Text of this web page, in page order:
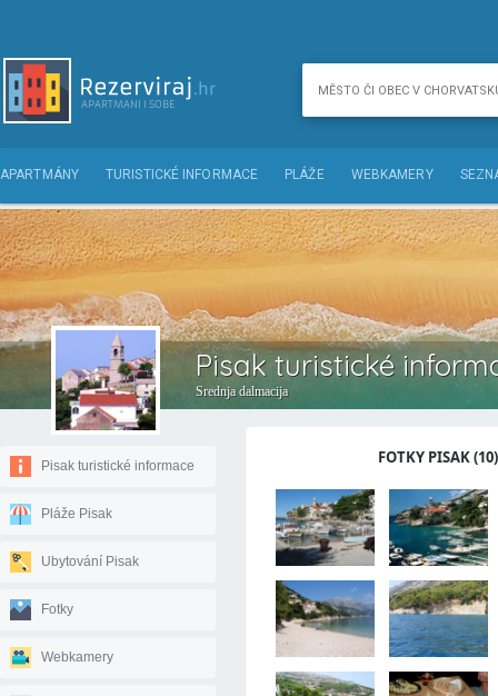
APARTMÁNY TURISTICKÉ INFORMACE PLÁŽE WEBKAMERY
Pisak turistické
Srednja dalmacija
Pisak turistické informace
Pláže Pisak
Ubytování Pisak
Fotky
Webkamery
FOTKY PISAK (10)